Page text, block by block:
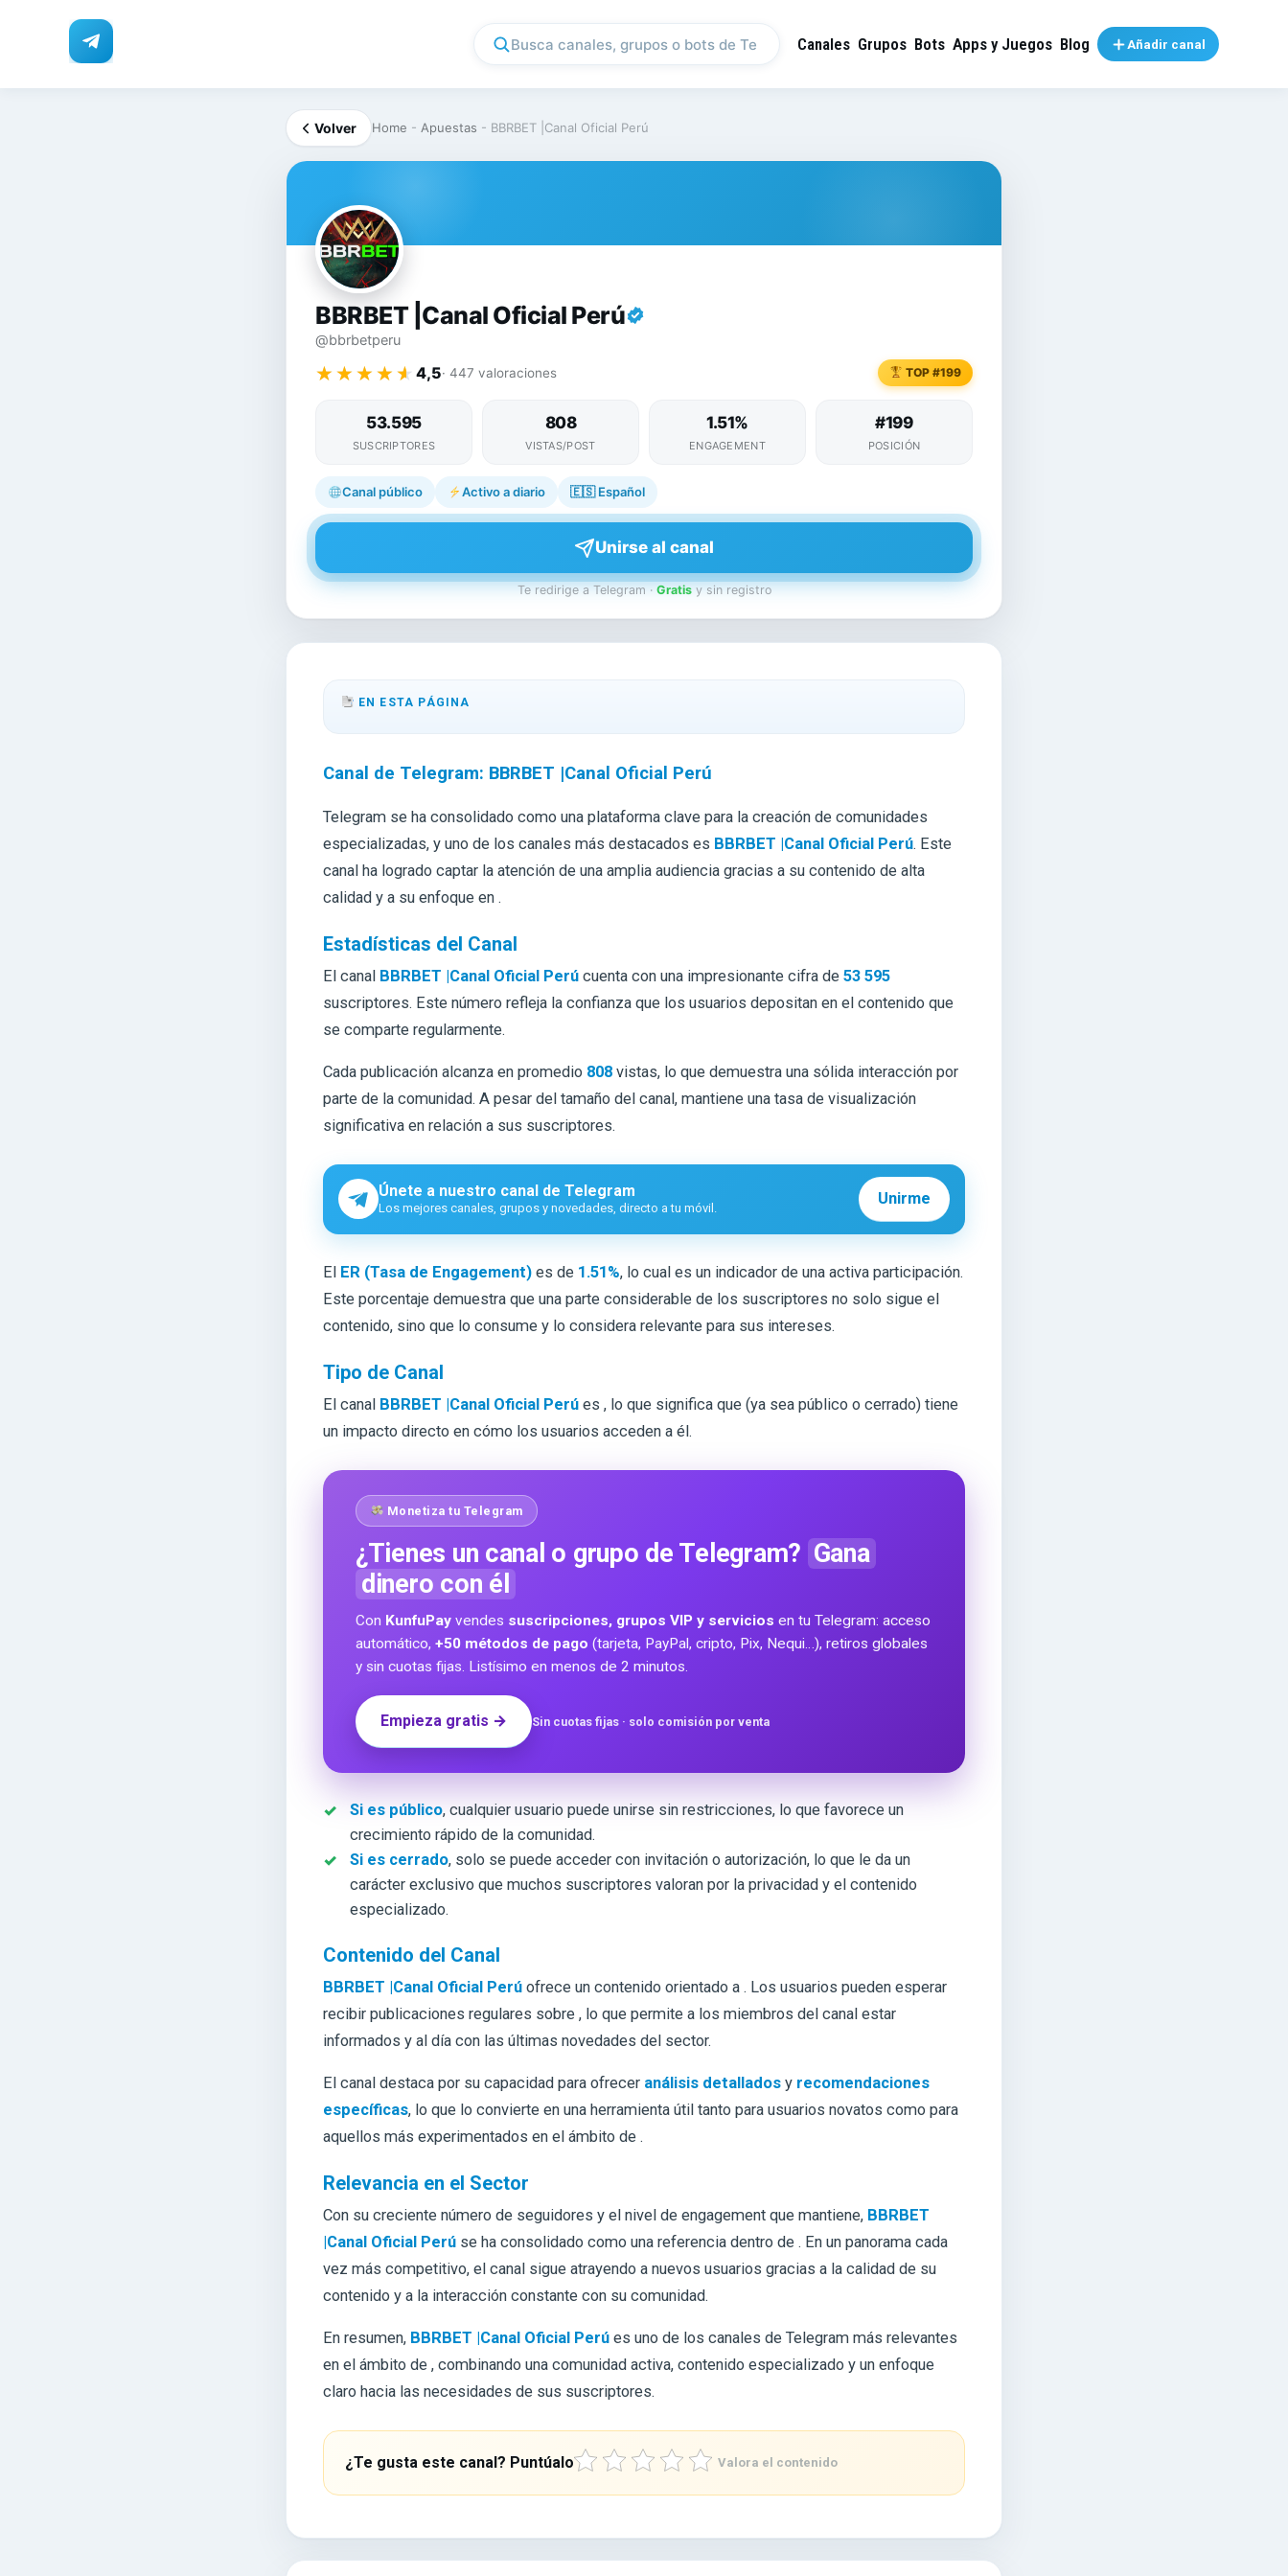
Canales Grupos Bots Apps y Juegos Blog Añadir canal
Volver Home - Apuestas - BBRBET |Canal Oficial Perú
BB
BBRBET |Canal Oficial Perú
@bbrbetperu
★★★★★
★★★★★ 4,5· 447 valoraciones TOP #199
53.595
SUSCRIPTORES
808
VISTAS/POST
1.51%
ENGAGEMENT
#199
POSICIÓN
Canal público Activo a diario 🇪🇸Español
Unirse al canal
Te redirige a Telegram · Gratisy sin registro
EN ESTA PÁGINA
Canal de Telegram: BBRBET |Canal Oficial Perú
Telegram se ha consolidado como una plataforma clave para la creación de comunidades
especializadas, y uno de los canales más destacados es BBRBET |Canal Oficial Perú. Este
canal ha logrado captar la atención de una amplia audiencia gracias a su contenido de alta
calidad y a su enfoque en .
Estadísticas del Canal
El canal BBRBET |Canal Oficial Perú cuenta con una impresionante cifra de 53 595
suscriptores. Este número refleja la confianza que los usuarios depositan en el contenido que
se comparte regularmente.
Cada publicación alcanza en promedio 808 vistas, lo que demuestra una sólida interacción por
parte de la comunidad. A pesar del tamaño del canal, mantiene una tasa de visualización
significativa en relación a sus suscriptores.
Únete a nuestro canal de Telegram
Los mejores canales, grupos y novedades, directo a tu móvil.
Unirme
El ER (Tasa de Engagement) es de 1.51%, lo cual es un indicador de una activa participación.
Este porcentaje demuestra que una parte considerable de los suscriptores no solo sigue el
contenido, sino que lo consume y lo considera relevante para sus intereses.
Tipo de Canal
El canal BBRBET |Canal Oficial Perú es , lo que significa que (ya sea público o cerrado) tiene
un impacto directo en cómo los usuarios acceden a él.
Monetiza tu Telegram
¿Tienes un canal o grupo de Telegram? Gana
dinero con él
Con KunfuPay vendes suscripciones, grupos VIP y servicios en tu Telegram: acceso
automático, +50 métodos de pago (tarjeta, PayPal, cripto, Pix, Nequi…), retiros globales
y sin cuotas fijas. Listísimo en menos de 2 minutos.
Empieza gratis → Sin cuotas fijas · solo comisión por venta
Si es público, cualquier usuario puede unirse sin restricciones, lo que favorece un
crecimiento rápido de la comunidad.
Si es cerrado, solo se puede acceder con invitación o autorización, lo que le da un
carácter exclusivo que muchos suscriptores valoran por la privacidad y el contenido
especializado.
Contenido del Canal
BBRBET |Canal Oficial Perú ofrece un contenido orientado a . Los usuarios pueden esperar
recibir publicaciones regulares sobre , lo que permite a los miembros del canal estar
informados y al día con las últimas novedades del sector.
El canal destaca por su capacidad para ofrecer análisis detallados y recomendaciones
específicas, lo que lo convierte en una herramienta útil tanto para usuarios novatos como para
aquellos más experimentados en el ámbito de .
Relevancia en el Sector
Con su creciente número de seguidores y el nivel de engagement que mantiene, BBRBET
|Canal Oficial Perú se ha consolidado como una referencia dentro de . En un panorama cada
vez más competitivo, el canal sigue atrayendo a nuevos usuarios gracias a la calidad de su
contenido y a la interacción constante con su comunidad.
En resumen, BBRBET |Canal Oficial Perú es uno de los canales de Telegram más relevantes
en el ámbito de , combinando una comunidad activa, contenido especializado y un enfoque
claro hacia las necesidades de sus suscriptores.
¿Te gusta este canal? Puntúalo Valora el contenido